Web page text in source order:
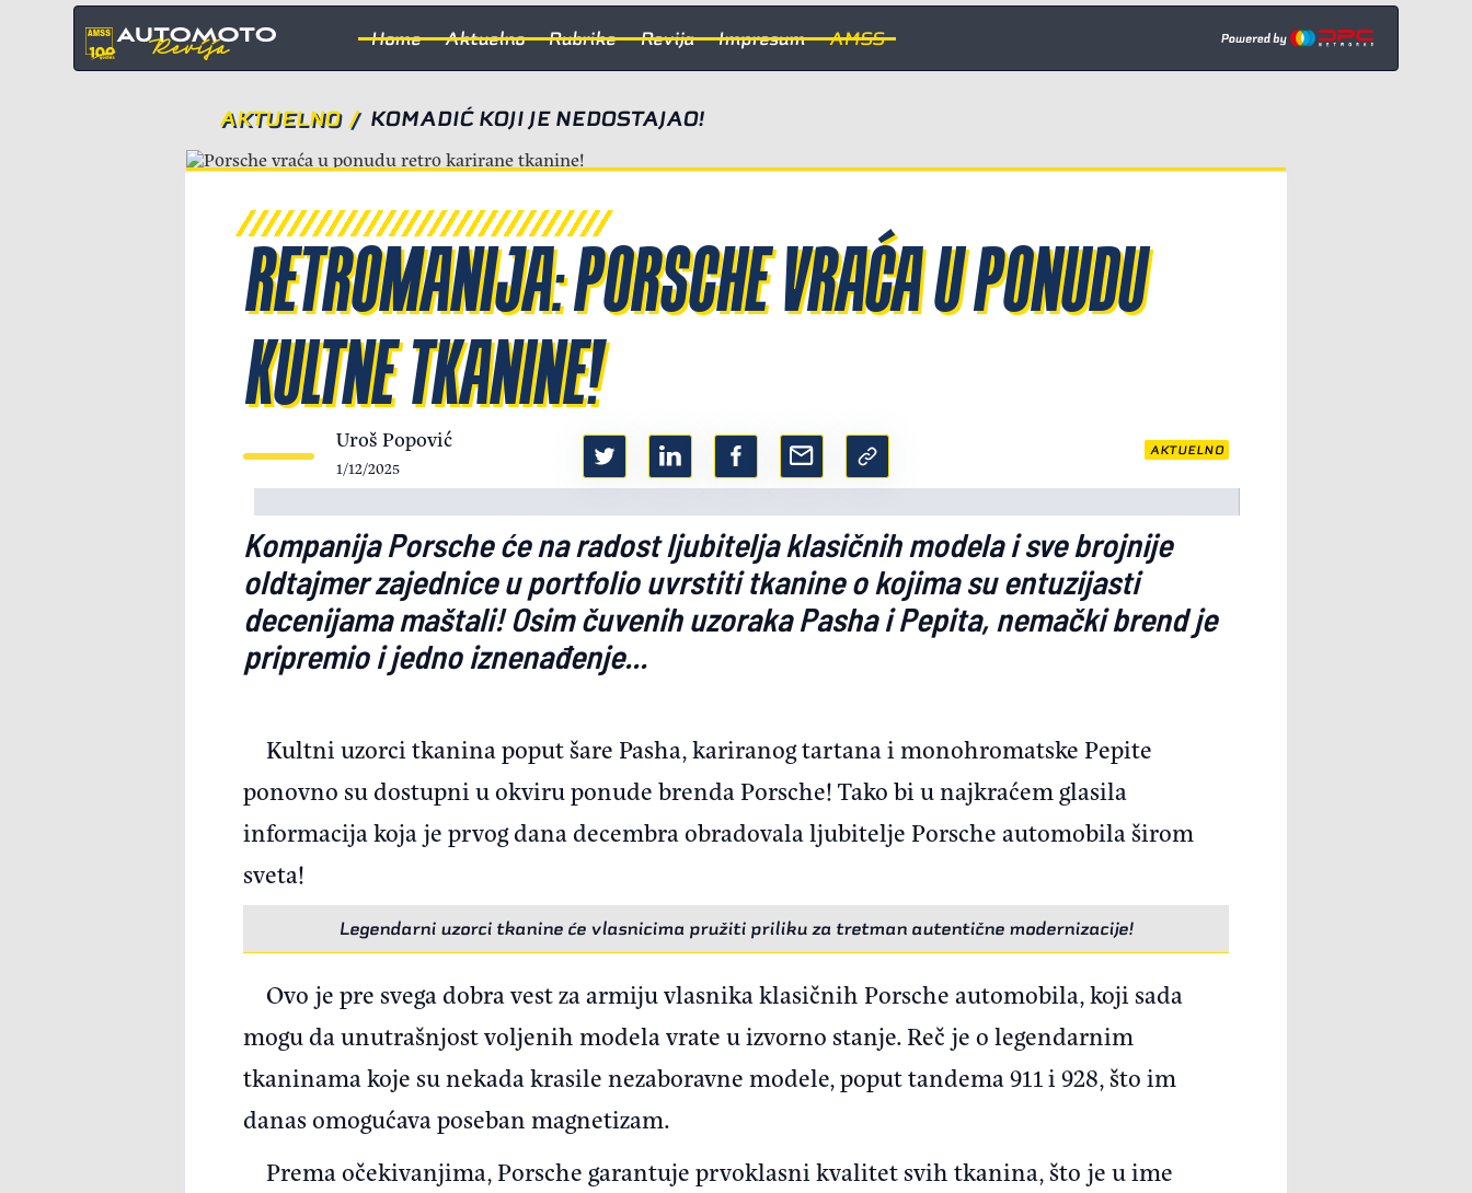
Home Aktuelno Rubrike Revija Impresum AMSS
AKTUELNO / KOMADIĆ KOJI JE NEDOSTAJAO!
RETROMANIJA: PORSCHE VRAĆA U PONUDU
KULTNE TKANINE!
Uroš Popović
1/12/2025
AKTUELNO
Kompanija Porsche će na radost ljubitelja klasičnih modela i sve brojnije
oldtajmer zajednice u portfolio uvrstiti tkanine o kojima su entuzijasti
decenijama maštali! Osim čuvenih uzoraka Pasha i Pepita, nemački brend je
pripremio i jedno iznenađenje...
Kultni uzorci tkanina poput šare Pasha, kariranog tartana i monohromatske Pepite
ponovno su dostupni u okviru ponude brenda Porsche! Tako bi u najkraćem glasila
informacija koja je prvog dana decembra obradovala ljubitelje Porsche automobila širom
sveta!
Legendarni uzorci tkanine će vlasnicima pružiti priliku za tretman autentične modernizacije!
Ovo je pre svega dobra vest za armiju vlasnika klasičnih Porsche automobila, koji sada
mogu da unutrašnjost voljenih modela vrate u izvorno stanje. Reč je o legendarnim
tkaninama koje su nekada krasile nezaboravne modele, poput tandema 911 i 928, što im
danas omogućava poseban magnetizam.
Prema očekivanjima, Porsche garantuje prvoklasni kvalitet svih tkanina, što je u ime